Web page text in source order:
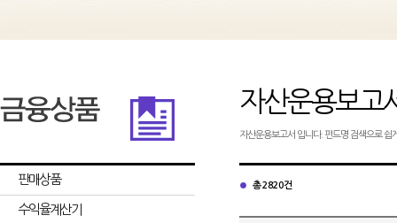
판매상품
수익율계산기
자산운용보고
자산운용보고서 입니다. 펀드명 검색으로 쉽
총 2820건